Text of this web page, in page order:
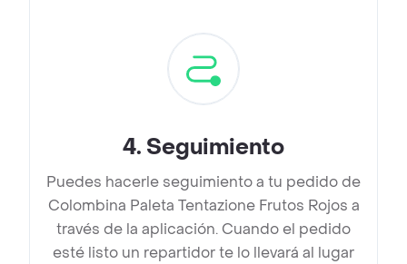
4. Seguimiento
Puedes hacerle seguimiento a tu pedido de
Colombina Paleta Tentazione Frutos Rojos a
través de la aplicación. Cuando el pedido
esté listo un repartidor te lo llevará al lugar